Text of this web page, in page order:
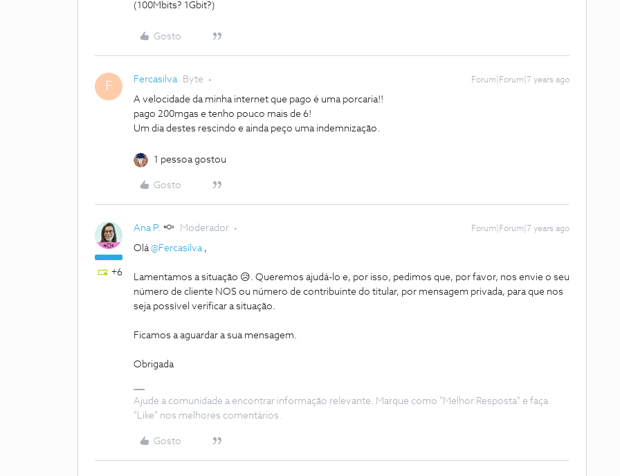
(100Mbits? 1Gbit?)
Gosto
F Fercasilva Byte Forum|Forum|7 years ago
A velocidade da minha internet que pago é uma porcaria!!
pago 200mgas e tenho pouco mais de 6!
Um dia destes rescindo e ainda peço uma indemnização.
1 pessoa gostou
Gosto
+6
Ana P. Moderador Forum|Forum|7 years ago
Olá@Fercasilva,
Lamentamos a situação 😥. Queremos ajudá-lo e, por isso, pedimos que, por favor, nos envie o seu
número de cliente NOS ou número de contribuinte do titular, por mensagem privada, para que nos
seja possível verificar a situação.
Ficamos a aguardar a sua mensagem.
Obrigada
Ajude a comunidade a encontrar informação relevante. Marque como "Melhor Resposta" e faça
"Like" nos melhores comentários.
Gosto